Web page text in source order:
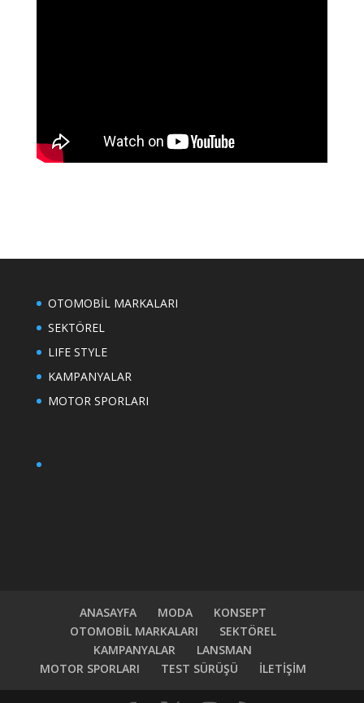
OTOMOBİL MARKALARI
SEKTÖREL
LIFE STYLE
KAMPANYALAR
MOTOR SPORLARI
ANASAYFA MODA
KONSEPT
OTOMOBİL MARKALARI
SEKTÖREL
KAMPANYALAR
LANSMAN
MOTOR SPORLARI
TEST SÜRÜŞÜ İLETİŞİM